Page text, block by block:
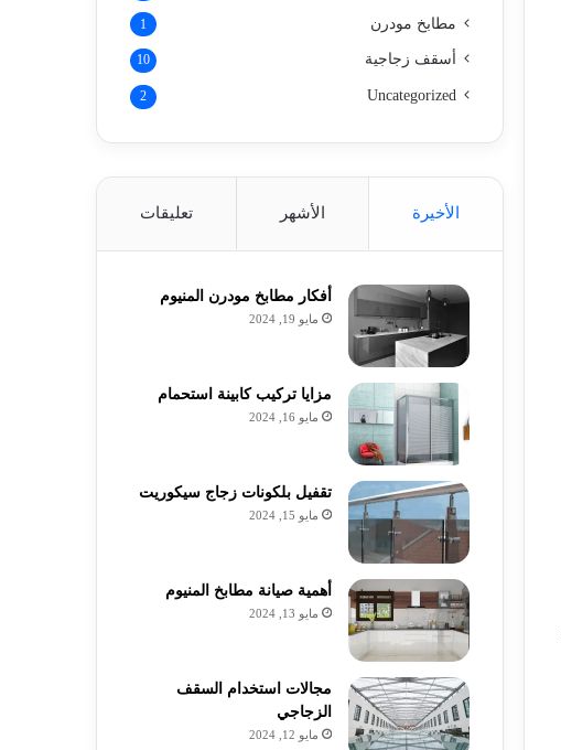
مطابخ مودرن 1
أسقف زجاجية 10
Uncategorized
2
الأخيرة الأشهر تعليقات
أفكار مطابخ مودرن المنيوم
مايو 19, 2024
مزايا تركيب كابينة استحمام
مايو 16, 2024
تقفيل بلكونات زجاج سيكوريت
مايو 15, 2024
أهمية صيانة مطابخ المنيوم
مايو 13, 2024
مجالات استخدام السقف
الزجاجي
مايو 12, 2024